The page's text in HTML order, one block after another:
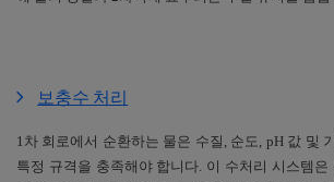
보충수 처리
1차 회로에서 순환하는 물은 수질 , 순도, pH 값 및
특정 규격을 충족해야 합니다. 이 수처리 시스템은